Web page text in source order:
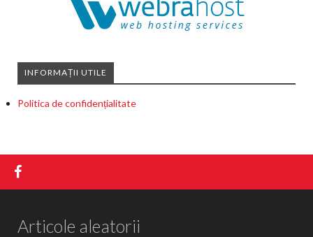
INFORMAȚII UTILE
Politica de confidențialitate
Articole aleatorii